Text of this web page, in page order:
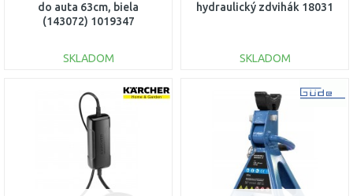
do auta 63cm, biela
(143072) 1019347
SKLADOM
DO KOŠÍKA
Porovnať
hydraulický zdvihák 18031
SKLADOM
DO KOŠÍKA
Porovnať